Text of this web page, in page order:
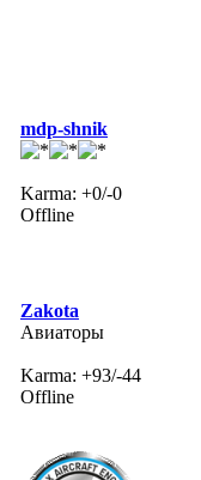
mdp-shnik
Karma: +0/-0
Offline
Zakota
Авиаторы
Karma: +93/-44
Offline